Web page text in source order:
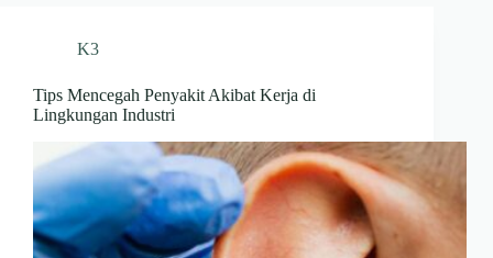
K3
Tips Mencegah Penyakit Akibat Kerja di
Lingkungan Industri